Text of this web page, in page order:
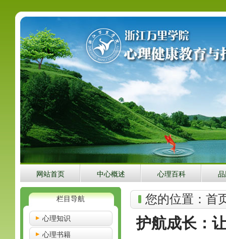
网站首页 中心概述 心理百科
栏目导航
心理知识
心理书籍
您的位置： 首
护航成长：